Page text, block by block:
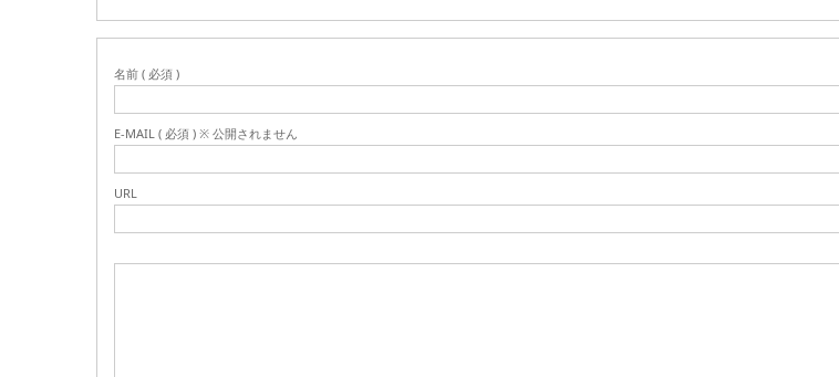
名前 ( 必須 )
E-MAIL ( 必須 ) ※ 公開されません
URL